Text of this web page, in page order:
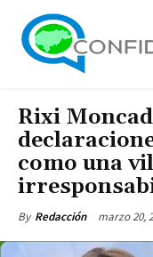
Rixi
como una
By Redacción marzo 20,